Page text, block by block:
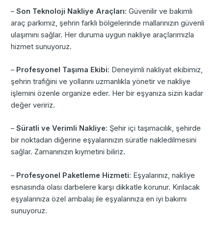
–Son Teknoloji Nakliye Araçları: Güvenilir ve bakımlı
araç parkımız, şehrin farklı bölgelerinde mallarınızın güvenli
ulaşımını sağlar. Her duruma uygun nakliye araçlarımızla
hizmet sunuyoruz.
– Profesyonel Taşıma Ekibi: Deneyimli nakliyat ekibimiz,
şehrin trafiğini ve yollarını uzmanlıkla yönetir ve nakliye
işlemini özenle organize eder. Her bir eşyanıza sizin kadar
değer veririz.
–Süratli ve Verimli Nakliye: Şehir içi taşımacılık, şehirde
bir noktadan diğerine eşyalarınızın süratle nakledilmesini
sağlar. Zamanınızın kıymetini biliriz.
– Profesyonel Paketleme Hizmeti: Eşyalarınız, nakliye
esnasında olası darbelere karşı dikkatle korunur. Kırılacak
eşyalarınıza özel ambalaj ile eşyalarınıza en iyi bakımı
sunuyoruz.